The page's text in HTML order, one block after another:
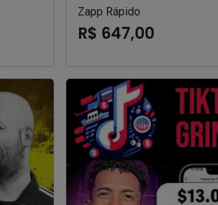
Zapp Rápido
R$ 647,00